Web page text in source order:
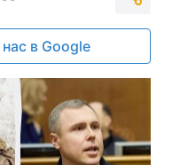
в Google